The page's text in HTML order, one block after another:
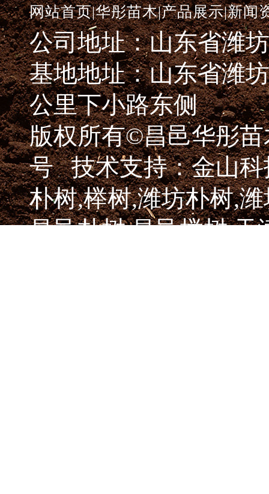
网站首页|华彤苗木|产品展示|新闻
公司地址：山东省潍
基地地址：山东省潍
公里下小路东侧
版权所有©昌邑华彤
号
技术支持：金山科
朴树,榉树,潍坊朴树,
昌邑朴树,昌邑榉树,天